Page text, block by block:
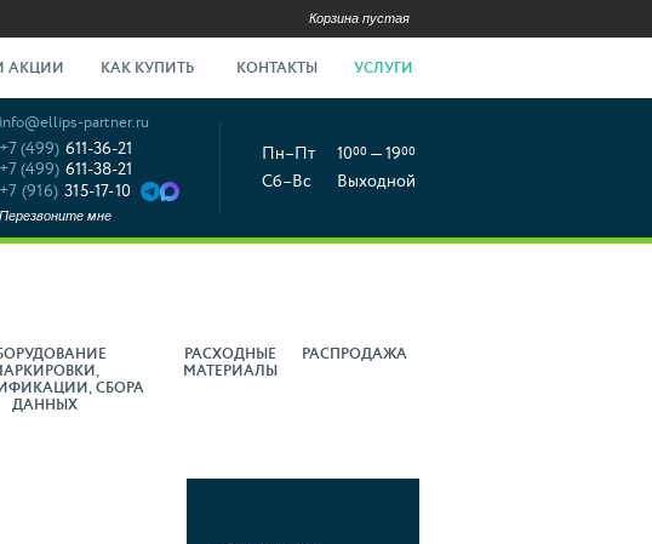
Корзина пустая
АКЦИИ КАК КУПИТЬ КОНТАКТЫ УСЛУГИ
info@ellips-partner.ru
+7 (499) 611-36-21
+7 (499) 611-38-21
+7 (916) 315-17-10
Перезвоните мне
Пн–Пт 1000 — 1900
Сб–Вс Выходной
СБОРА
ДАННЫХ
РАСХОДНЫЕ
МАТЕРИАЛЫ
РАСПРОДАЖА